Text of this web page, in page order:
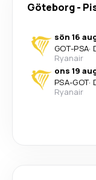
Göteborg-
sön 16
GOT-PSA·
Ryanair
ons 19
PSA-GOT·
Ryanair